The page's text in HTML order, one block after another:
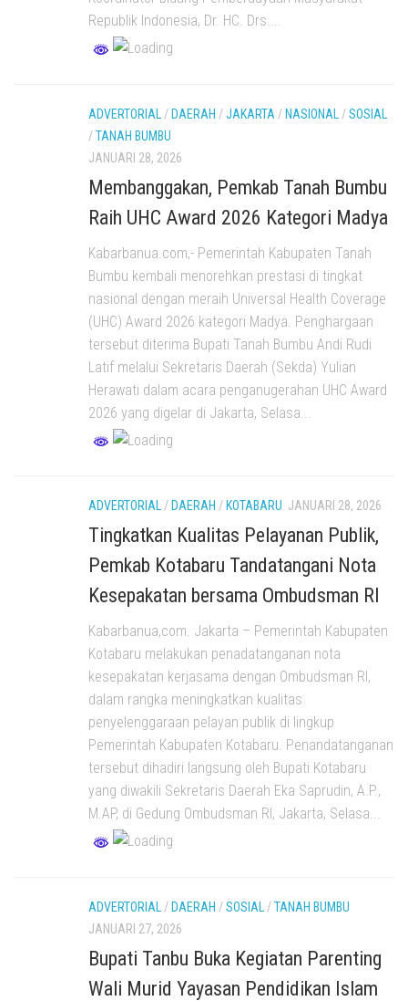
Republik Indonesia, Dr. HC. Drs....
ADVERTORIAL / DAERAH /JAKARTA / NASIONAL /SOSIAL
/TANAH BUMBU
JANUARI 28, 2026
Membanggakan, Pemkab Tanah Bumbu
Raih UHC Award 2026 Kategori Madya
Kabarbanua.com,- Pemerintah Kabupaten Tanah
Bumbu kembali menorehkan prestasi di tingkat
nasional dengan meraih Universal Health Coverage
(UHC) Award 2026 kategori Madya. Penghargaan
tersebut diterima Bupati Tanah Bumbu Andi Rudi
Latif melalui Sekretaris Daerah (Sekda) Yulian
Herawati dalam acara penganugerahan UHC Award
2026 yang digelar di Jakarta, Selasa...
ADVERTORIAL / DAERAH / KOTABARU JANUARI 28, 2026
Tingkatkan Kualitas Pelayanan Publik,
Pemkab Kotabaru Tandatangani Nota
Kesepakatan bersama Ombudsman RI
Kabarbanua,com. Jakarta – Pemerintah Kabupaten
Kotabaru melakukan penadatanganan nota
kesepakatan kerjasama dengan Ombudsman RI,
dalam rangka meningkatkan kualitas
penyelenggaraan pelayan publik di lingkup
Pemerintah Kabupaten Kotabaru. Penandatanganan
tersebut dihadiri langsung oleh Bupati Kotabaru
yang diwakili Sekretaris Daerah Eka Saprudin, A.P.,
M.AP, di Gedung Ombudsman RI, Jakarta, Selasa...
ADVERTORIAL /DAERAH /SOSIAL /TANAH BUMBU
JANUARI 27, 2026
Bupati Tanbu Buka Kegiatan Parenting
Wali Murid Yayasan Pendidikan Islam